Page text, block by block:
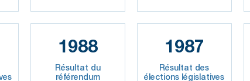
1988
Résultat du
référendum
1987
Résultat des
élections législatives